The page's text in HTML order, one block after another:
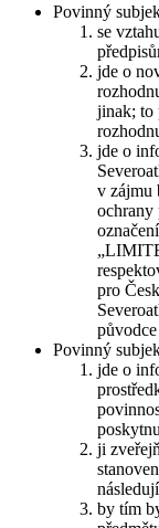
Povinný
se
jde o
jinak; to
jde o
v zájmu
ochrany
pro
Povinný
jde o
ji
by tím